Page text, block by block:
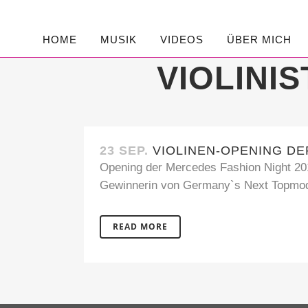
HOME MUSIK VIDEOS ÜBER MICH
23 SEP. VIOLINEN-OPENING
Opening der Mercedes Fashion Night
Gewinnerin von Germany`s Next
READ MORE